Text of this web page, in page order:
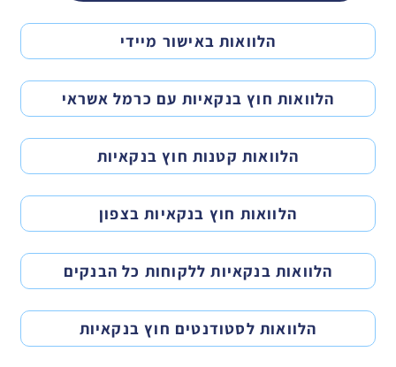
הלוואות באישור מיידי
הלוואות חוץ בנקאיות עם כרמל אשראי
הלוואות קטנות חוץ בנקאיות
הלוואות חוץ בנקאיות בצפון
הלוואות בנקאיות ללקוחות כל הבנקים
הלוואות לסטודנטים חוץ בנקאיות